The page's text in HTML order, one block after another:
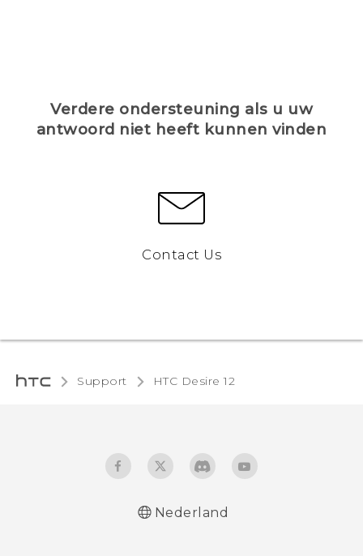
Verdere ondersteuning als u uw
antwoord niet heeft kunnen vinden
Contact Us
Support HTC Desire 12‎
Nederland